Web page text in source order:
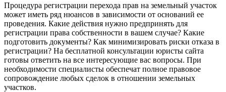
Процедура регистрации перехода прав на земельный участок
может иметь ряд нюансов в зависимости от оснований ее
проведения. Какие действия нужно предпринять для
регистрации права собственности в вашем случае? Какие
подготовить документы? Как минимизировать риски отказа в
регистрации? На бесплатной консультации юристы сайта
готовы ответить на все интересующие вас вопросы. При
необходимости специалисты обеспечат полное правовое
сопровождение любых сделок в отношении земельных
участков.